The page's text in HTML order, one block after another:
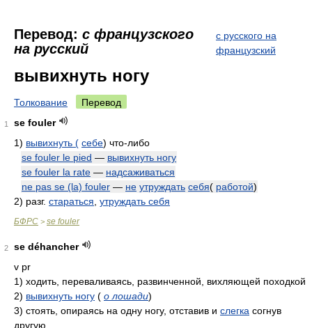
Перевод: с французского
на русский
с русского на
французский
вывихнуть ногу
Толкование Перевод
1
se fouler
1) вывихнуть ( себе) что-либо
se fouler le pied — вывихнуть ногу
se fouler la rate — надсаживаться
ne pas se (la) fouler — не утруждать себя( работой)
2) разг. стараться утруждать себя
БФРС > se fouler
2
se déhancher
v pr
1) ходить, переваливаясь, развинченной, вихляющей походкой
2) вывихнуть ногу ( о лошади)
3) стоять, опираясь на одну ногу, отставив и слегка согнув
другую